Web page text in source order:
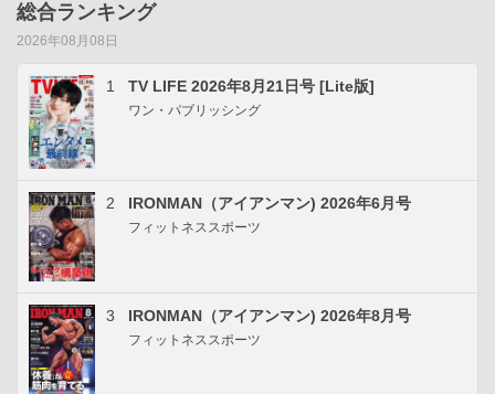
総合ランキング
2026年08月08日
1 TV LIFE 2026年8月21日号 [Lite版]
ワン・パブリッシング
2 IRONMAN（アイアンマン) 2026年6月号
フィットネススポーツ
3 IRONMAN（アイアンマン) 2026年8月号
フィットネススポーツ